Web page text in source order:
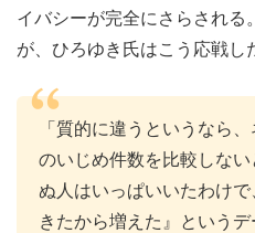
イバシーが完全にさらされる
が、ひろゆき氏はこう応戦し
「質的に違うというなら
のいじめ件数を比較しな
ぬ人はいっぱいいたわけ
きたから増えた』という